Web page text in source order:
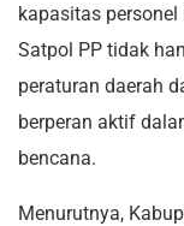
kapasitas
Satpol PP tidak
peraturan daerah
berperan aktif
bencana.
Menurutnya,